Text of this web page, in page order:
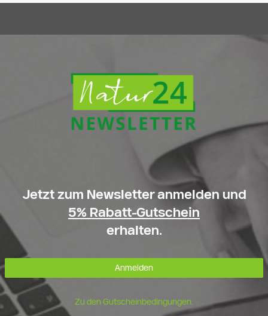
Jetzt zum Newsletter anmelden und
5% Rabatt-Gutschein
erhalten.
Anmelden
Zu den Gutscheinbedingungen.